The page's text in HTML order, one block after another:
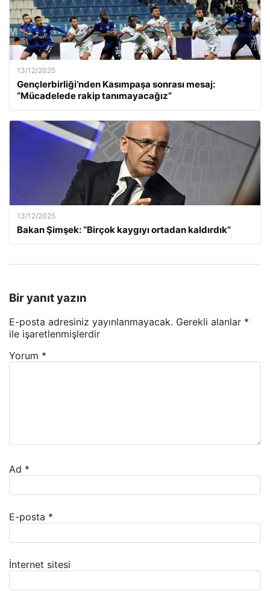
13/12/2025
Gençlerbirliği’nden Kasımpaşa sonrası mesaj:
“Mücadelede rakip tanımayacağız”
13/12/2025
Bakan Şimşek: “Birçok kaygıyı ortadan kaldırdık”
Bir yanıt yazın
E-posta adresiniz yayınlanmayacak. Gerekli alanlar *
ile işaretlenmişlerdir
Yorum *
Ad *
E-posta *
İnternet sitesi